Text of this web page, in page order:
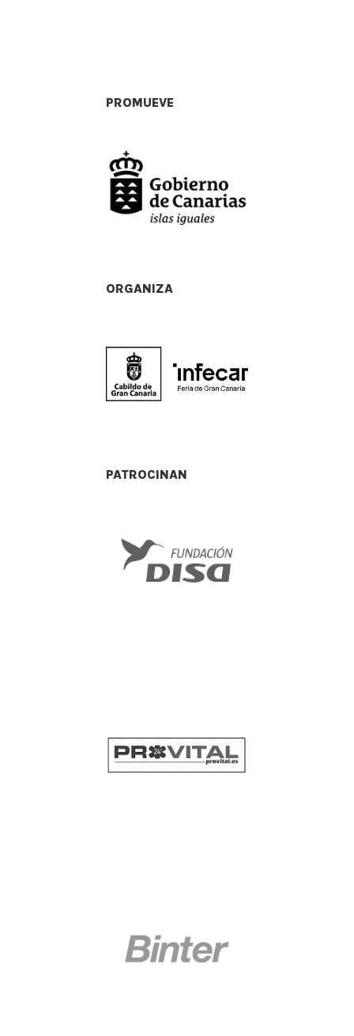
PROMUEVE
ORGANIZA
PATROCINAN